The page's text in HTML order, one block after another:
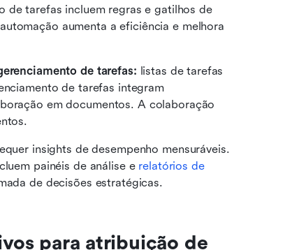
de tarefas incluem regras e gatilhos de
aumenta a eficiência e melhora
de tarefas: listas de tarefas
de tarefas integram
em documentos. A colaboração
insights de desempenho mensuráveis.
painéis de análise e relatórios de
de decisões estratégicas.
para atribuição de